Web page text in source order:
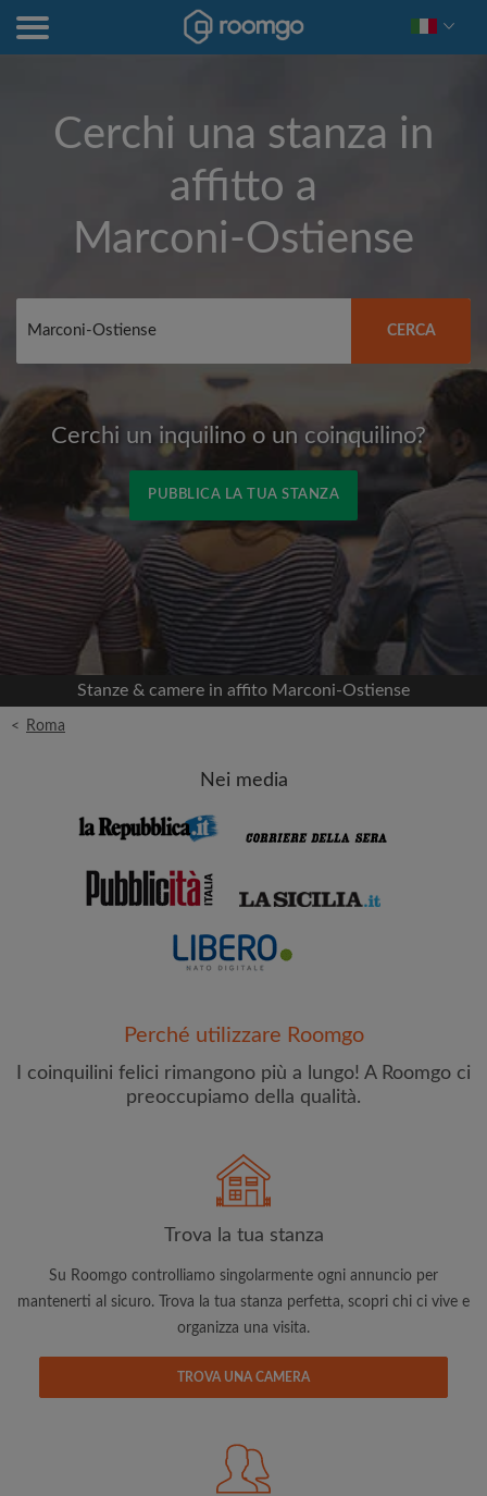
Cerchi una stanza in
affitto a
Marconi-Ostiense
CERCA
Cerchi un inquilino o un coinquilino?
PUBBLICA LA TUA STANZA
Accedi con Facebook
Non pubblicheremo mai nella tua cronologia
senza il tuo permesso
OPPURE
Nome
Data di trasferimento
Ho letto, compreso e accettato Termini e le Condizioni e
Politica sulla Riservatezza
CREA PROFILO
aggiornamenti via e-mail del tuo account
Stanze & camere in affito Marconi-Ostiense
< Roma
Nei media
Perché utilizzare Roomgo
I coinquilini felici rimangono più a lungo! A Roomgo ci
preoccupiamo della qualità.
Trova la tua stanza
Su Roomgo controlliamo singolarmente ogni annuncio per
mantenerti al sicuro. Trova la tua stanza perfetta, scopri chi ci vive e
organizza una visita.
TROVA UNA CAMERA